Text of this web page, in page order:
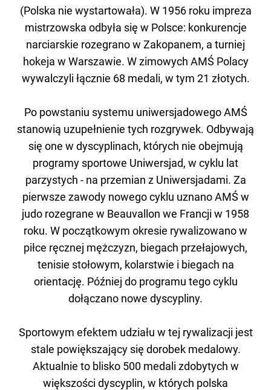
(Polska nie wystartowała). W 1956 roku impreza
mistrzowska odbyła się w Polsce: konkurencje
narciarskie rozegrano w Zakopanem, a turniej
hokeja w Warszawie. W zimowych AMŚ Polacy
wywalczyli łącznie 68 medali, w tym 21 złotych.
Po powstaniu systemu uniwersjadowego AMŚ
stanowią uzupełnienie tych rozgrywek. Odbywają
się one w dyscyplinach, których nie obejmują
programy sportowe Uniwersjad, w cyklu lat
parzystych - na przemian z Uniwersjadami. Za
pierwsze zawody nowego cyklu uznano AMŚ w
judo rozegrane w Beauvallon we Francji w 1958
roku. W początkowym okresie rywalizowano w
piłce ręcznej mężczyzn, biegach przełajowych,
tenisie stołowym, kolarstwie i biegach na
orientację. Później do programu tego cyklu
dołączano nowe dyscypliny.
Sportowym efektem udziału w tej rywalizacji jest
stale powiększający się dorobek medalowy.
Aktualnie to blisko 500 medali zdobytych w
większości dyscyplin, w których polska